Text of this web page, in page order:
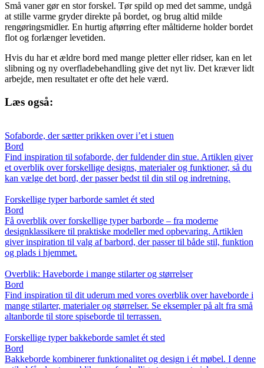
Små vaner gør en stor forskel. Tør spild op med det samme, undgå
at stille varme gryder direkte på bordet, og brug altid milde
rengøringsmidler. En hurtig aftørring efter måltiderne holder bordet
flot og forlænger levetiden.
Hvis du har et ældre bord med mange pletter eller ridser, kan en let
slibning og ny overfladebehandling give det nyt liv. Det kræver lidt
arbejde, men resultatet er ofte det hele værd.
Læs også:
Sofaborde, der sætter prikken over i’et i stuen
Bord
Find inspiration til sofaborde, der fuldender din stue. Artiklen giver
et overblik over forskellige designs, materialer og funktioner, så du
kan vælge det bord, der passer bedst til din stil og indretning.
Forskellige typer barborde samlet ét sted
Bord
Få overblik over forskellige typer barborde – fra moderne
designklassikere til praktiske modeller med opbevaring. Artiklen
giver inspiration til valg af barbord, der passer til både stil, funktion
og plads i hjemmet.
Overblik: Haveborde i mange stilarter og størrelser
Bord
Find inspiration til dit uderum med vores overblik over haveborde i
mange stilarter, materialer og størrelser. Se eksempler på alt fra små
altanborde til store spiseborde til terrassen.
Forskellige typer bakkeborde samlet ét sted
Bord
Bakkeborde kombinerer funktionalitet og design i ét møbel. I denne